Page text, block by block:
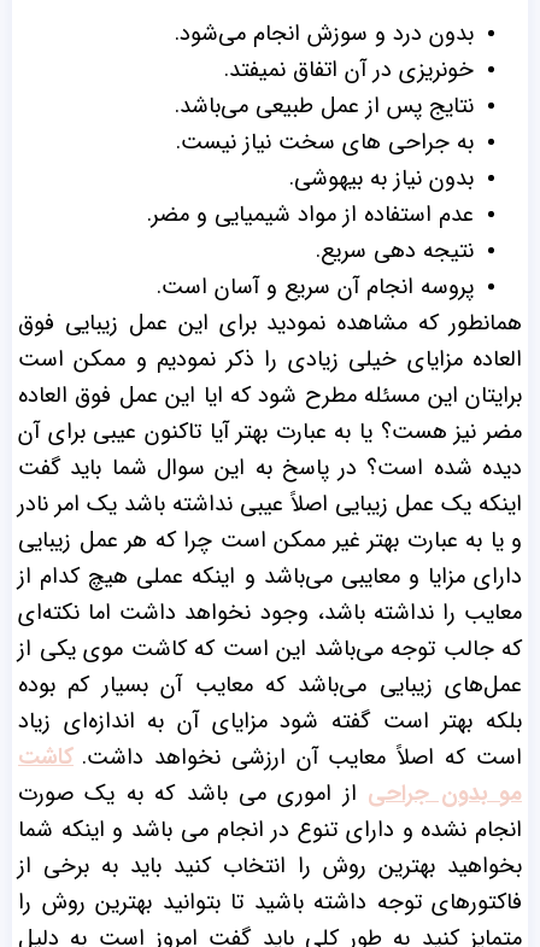
بدون درد و سوزش انجام می‌شود.
خونریزی در آن اتفاق نمیفتد.
نتایج پس از عمل طبیعی می‌باشد.
به جراحی های سخت نیاز نیست.
بدون نیاز به بیهوشی.
عدم استفاده از مواد شیمیایی و مضر.
نتیجه دهی سریع.
پروسه انجام آن سریع و آسان است.
همانطور که مشاهده نمودید برای این عمل زیبایی فوق
العاده مزایای خیلی زیادی را ذکر نمودیم و ممکن است
برایتان این مسئله مطرح شود که ایا این عمل فوق العاده
مضر نیز هست؟ یا به عبارت بهتر آیا تاکنون عیبی برای آن
دیده شده است؟ در پاسخ به این سوال شما باید گفت
اینکه یک عمل زیبایی اصلاً عیبی نداشته باشد یک امر نادر
و یا به عبارت بهتر غیر ممکن است چرا که هر عمل زیبایی
دارای مزایا و معایبی می‌باشد و اینکه عملی هیچ کدام از
معایب را نداشته باشد، وجود نخواهد داشت اما نکته‌ای
که جالب توجه می‌باشد این است که کاشت موی یکی از
عمل‌های زیبایی می‌باشد که معایب آن بسیار کم بوده
بلکه بهتر است گفته شود مزایای آن به اندازه‌ای زیاد
است که اصلاً معایب آن ارزشی نخواهد داشت. کاشت
مو بدون جراحی از اموری می باشد که به یک صورت
انجام نشده و دارای تنوع در انجام می باشد و اینکه شما
بخواهید بهترین روش را انتخاب کنید باید به برخی از
فاکتورهای توجه داشته باشید تا بتوانید بهترین روش را
متمایز کنید به طور کلی باید گفت امروز است به دلیل